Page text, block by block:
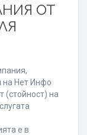
ОТ
на Нет Инфо
(стойност) на
е в